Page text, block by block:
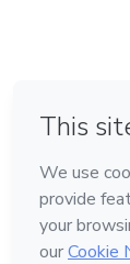
Feito com ❤